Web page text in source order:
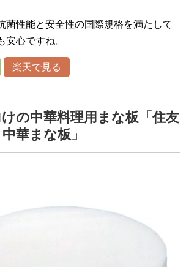
菌性能と安全性の国際規格を満たして
安心ですね。
楽天で見る
の中華料理用まな板「住友
華まな板」